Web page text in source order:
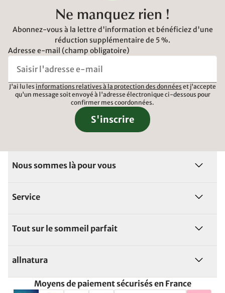
Ne manquez rien !
Abonnez-vous à la lettre d'information et bénéficiez d'une
réduction supplémentaire de 5 %.
Adresse e-mail (champ obligatoire)
J'ai lu les informations relatives à la protection des données et j'accepte
qu'un message soit envoyé à l'adresse électronique ci-dessous pour
confirmer mes coordonnées.
S'inscrire
Nous sommes là pour vous
Service
Tout sur le sommeil parfait
allnatura
Moyens de paiement sécurisés en France